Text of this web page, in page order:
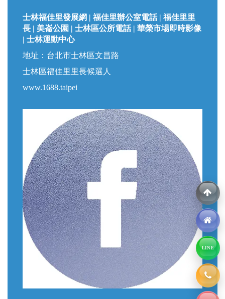
士林福佳里發展網 | 福佳里辦公室電話 | 福佳里里
長 | 美崙公園 | 士林區公所電話 | 華榮市場即時影像
| 士林運動中心
地址：台北市士林區文昌路
士林區福佳里里長候選人
www.1688.taipei
LINE